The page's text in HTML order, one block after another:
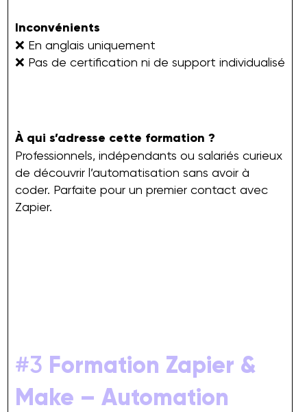
Inconvénients
❌ En anglais uniquement
❌ Pas de certification ni de support individualisé
À qui s’adresse cette formation ?
Professionnels, indépendants ou salariés curieux
de découvrir l’automatisation sans avoir à
coder. Parfaite pour un premier contact avec
Zapier.
#3 Formation Zapier &
Make – Automation